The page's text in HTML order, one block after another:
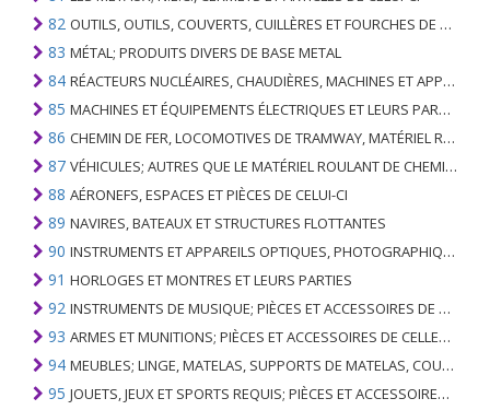
82 OUTILS, OUTILS, COUVERTS, CUILLÈRES ET FOURCHES DE MÉTAUX DE BASE; PARTIES DE CELLES-CI, EN METAL DE BASE
83 MÉTAL; PRODUITS DIVERS DE BASE METAL
84 RÉACTEURS NUCLÉAIRES, CHAUDIÈRES, MACHINES ET APPAREILS MÉCANIQUES; PARTIES DE CELLES-CI
85 MACHINES ET ÉQUIPEMENTS ÉLECTRIQUES ET LEURS PARTIES; ENREGISTREURS ET REPRODUCTEURS SONORES; APPAREILS D'ENREGISTREMENT OU DE REPRODUCTION DES IMAGES ET DU SON EN TÉLÉVISION, PIÈCES ET ACCESSOIRES DE TELS ARTICLES
86 CHEMIN DE FER, LOCOMOTIVES DE TRAMWAY, MATÉRIEL ROULANT ET LEURS PARTIES; RACCORDS DE CHEMIN DE FER OU DE TRAMWAY ET RACCORDS ET PIÈCES DE CELLES-CI; ÉQUIPEMENT DE SIGNALISATION DE TRAFIC MÉCANIQUE (Y COMPRIS ÉLECTRO-MÉCANIQUE) DE TOUS TYPES
87 VÉHICULES; AUTRES QUE LE MATÉRIEL ROULANT DE CHEMIN DE FER OU DE TRAMWAY, ET LEURS PIÈCES ET ACCESSOIRES
88 AÉRONEFS, ESPACES ET PIÈCES DE CELUI-CI
89 NAVIRES, BATEAUX ET STRUCTURES FLOTTANTES
90 INSTRUMENTS ET APPAREILS OPTIQUES, PHOTOGRAPHIQUES, CINÉMATOGRAPHIQUES, DE MESURE, DE CONTRÔLE, DE MÉDECINE OU DE CHIRURGIE; PIÈCES ET ACCESSOIRES
91 HORLOGES ET MONTRES ET LEURS PARTIES
92 INSTRUMENTS DE MUSIQUE; PIÈCES ET ACCESSOIRES DE TELS ARTICLES
93 ARMES ET MUNITIONS; PIÈCES ET ACCESSOIRES DE CELLES-CI
94 MEUBLES; LINGE, MATELAS, SUPPORTS DE MATELAS, COUSSINS ET AMEUBLEMENT SIMILAIRE FARCI; LAMPES ET RACCORDS D'ÉCLAIRAGE, N.E.C .; SIGNES LUMINEUSES, PLAQUES DE NOMS LUMINEUSES ET SIMILAIRES; BÂTIMENTS PRÉFABRIQUÉS
95 JOUETS, JEUX ET SPORTS REQUIS; PIÈCES ET ACCESSOIRES DE CELLES-CI